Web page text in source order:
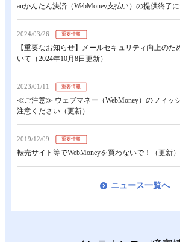
auかんたん決済（WebMoney支払い）の提供終了
2024/03/26 重要情報
【重要なお知らせ】メールセキュリティ向上のた
いて（2024年10月8日更新）
2023/01/11 重要情報
≪ご注意≫ ウェブマネー（WebMoney）のフィッ
注意ください（更新）
2019/12/09 重要情報
転売サイト等でWebMoneyを買わないで！（更新）
ニュース一覧へ